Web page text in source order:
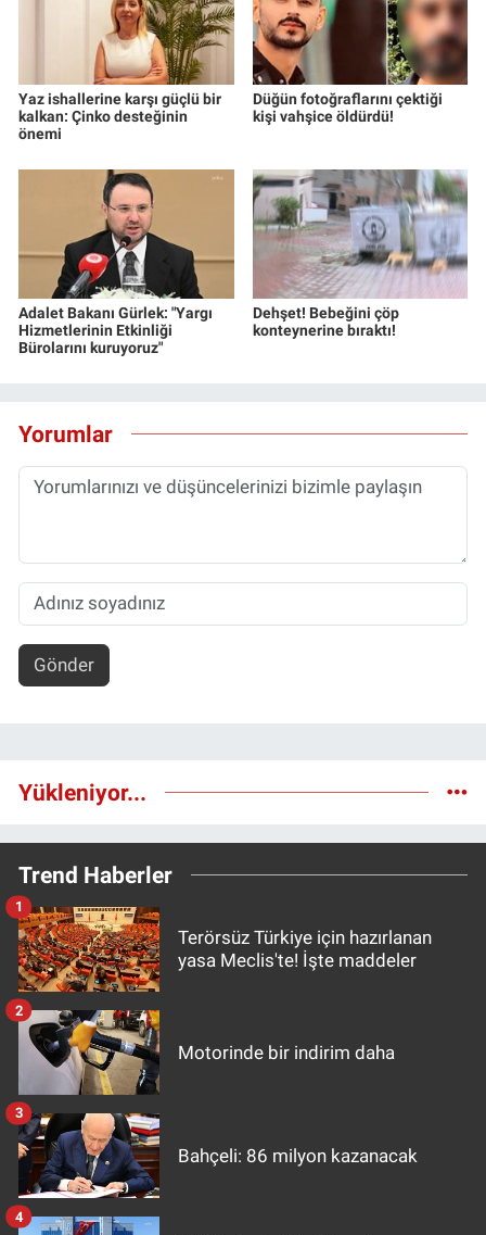
Yaz ishallerine karşı güçlü bir
kalkan: Çinko desteğinin
önemi
Düğün fotoğraflarını çektiği
kişi vahşice öldürdü!
Adalet Bakanı Gürlek: "Yargı
Hizmetlerinin Etkinliği
Bürolarını kuruyoruz"
Dehşet! Bebeğini çöp
konteynerine bıraktı!
Yorumlar
Gönder
Yükleniyor...
Trend Haberler
Terörsüz Türkiye için hazırlanan
yasa Meclis'te! İşte maddeler
1
Motorinde bir indirim daha
2
Bahçeli: 86 milyon kazanacak
3
4
Yerel Yaşam
Canlı Yayın